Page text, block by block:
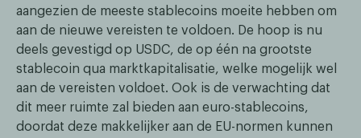
aangezien de meeste stablecoins moeite hebben om
aan de nieuwe vereisten te voldoen. De hoop is nu
deels gevestigd op USDC, de op één na grootste
stablecoin qua marktkapitalisatie, welke mogelijk wel
aan de vereisten voldoet. Ook is de verwachting dat
dit meer ruimte zal bieden aan euro-stablecoins,
doordat deze makkelijker aan de EU-normen kunnen